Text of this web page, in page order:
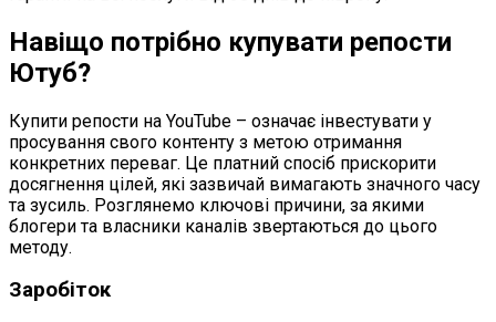
Навіщо потрібно купувати репости
Ютуб?
Купити репости на YouTube – означає інвестувати у
просування свого контенту з метою отримання
конкретних переваг. Це платний спосіб прискорити
досягнення цілей, які зазвичай вимагають значного часу
та зусиль. Розглянемо ключові причини, за якими
блогери та власники каналів звертаються до цього
методу.
Заробіток